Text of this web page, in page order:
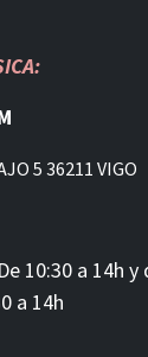
5 36211 VIGO
10:30 a 14h y
a 14h